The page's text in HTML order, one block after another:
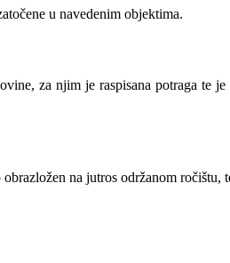
u navedenim objektima.
za njim je raspisana potraga te
na jutros održanom ročištu,